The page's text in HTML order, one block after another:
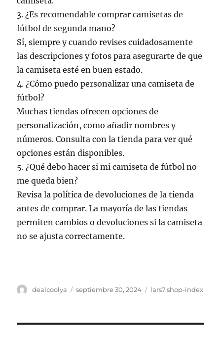
3. ¿Es recomendable comprar camisetas de
fútbol de segunda mano?
Sí, siempre y cuando revises cuidadosamente
las descripciones y fotos para asegurarte de que
la camiseta esté en buen estado.
4. ¿Cómo puedo personalizar una camiseta de
fútbol?
Muchas tiendas ofrecen opciones de
personalización, como añadir nombres y
números. Consulta con la tienda para ver qué
opciones están disponibles.
5. ¿Qué debo hacer si mi camiseta de fútbol no
me queda bien?
Revisa la política de devoluciones de la tienda
antes de comprar. La mayoría de las tiendas
permiten cambios o devoluciones si la camiseta
no se ajusta correctamente.
Autor
dealcoolya
Publicado
septiembre 30, 2024 Categorías
lars7.shop-index